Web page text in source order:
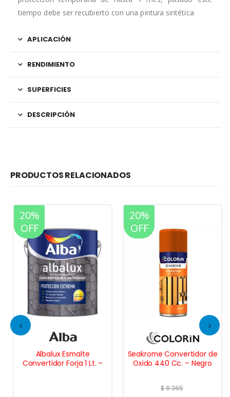
tiempo debe ser recubierto con una pintura sintética
APLICACIÓN
RENDIMIENTO
SUPERFICIES
DESCRIPCIÓN
PRODUCTOS RELACIONADOS
20%
OFF
Albalux Esmalte
Convertidor Forja 1 Lt. –
20%
OFF
Seakrome Convertidor de
Oxido 440 Cc. – Negro
$9.365